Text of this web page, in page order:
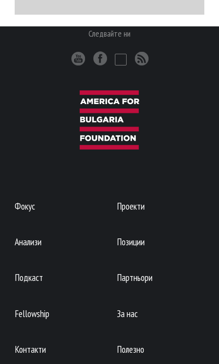
Следвайте ни
Фокус Проекти
Анализи Позиции
Подкаст Партньори
Fellowship За нас
Контакти Полезно